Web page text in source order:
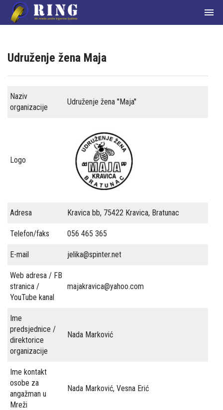

Početna
Članice
Zakoni
i
politike
Publikacije
Prevencija
Kontakti
Udruženje žena Maja
Naziv
organizacije
Udruženje žena ''Maja''
Logo
Adresa Kravica bb, 75422 Kravica, Bratunac
Telefon/faks 056 465 365
E-mail jelika@spinter.net
Web adresa / FB
stranica /
YouTube kanal
majakravica@yahoo.com
Ime
predsjednice /
direktorice
organizacije
Nada Marković
Ime kontakt
osobe za
angažman u
Mreži
Nada Marković, Vesna Erić